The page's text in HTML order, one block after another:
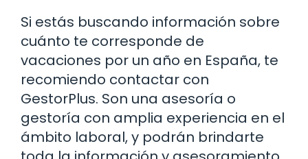
Si estás buscando información sobre
cuánto te corresponde de
vacaciones por un año en España, te
recomiendo contactar con
GestorPlus. Son una asesoría o
gestoría con amplia experiencia en el
ámbito laboral, y podrán brindarte